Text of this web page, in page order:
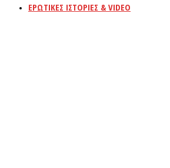
ΕΡΩΤΙΚΕΣ ΙΣΤΟΡΙΕΣ & VIDEO